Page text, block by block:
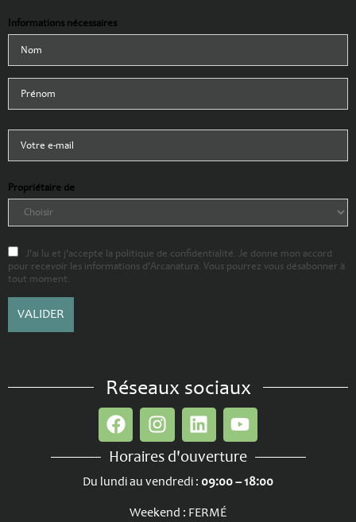
Informations nécessaires
Propriétaire de
J'ai lu et j'accepte la politique de confidentialité. Je donne mon accord
pour recevoir les informations d'Arcanatura. Vous pourrez vous désabonner à
tout moment.
Réseaux sociaux
Horaires d'ouverture
Du lundi au vendredi : 09:00 – 18:00
Weekend : FERMÉ